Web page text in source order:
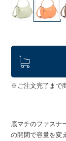
※ご注文完了まで
底マチのファスナ
の開閉で容量を変